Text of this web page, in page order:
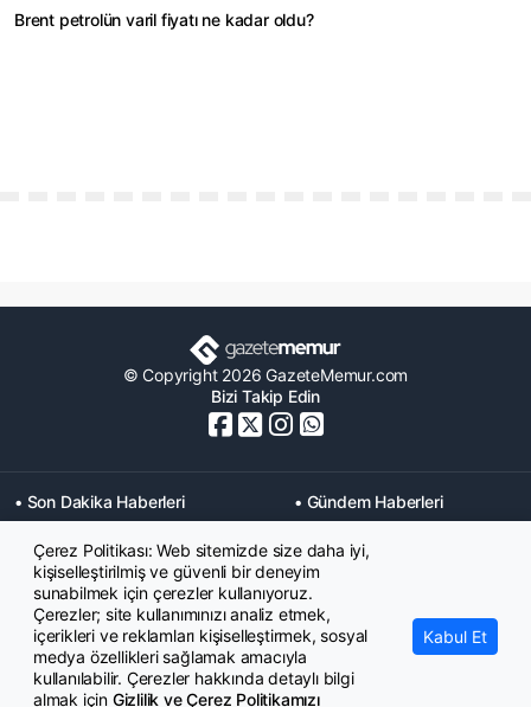
Brent petrolün varil fiyatı ne kadar oldu?
© Copyright 2026 GazeteMemur.com
Bizi Takip Edin
• Son Dakika Haberleri
• Gündem Haberleri
• Memurlar Haberleri
• KPSS Haberleri
• Ekonomi Haberleri
• Eğitim Haberleri
• Yaşam Haberleri
• Maaş Verileri Haberleri
• Mahkeme Kararları
Haberleri
Çerez Politikası: Web sitemizde size daha iyi,
kişiselleştirilmiş ve güvenli bir deneyim
sunabilmek için çerezler kullanıyoruz.
Çerezler; site kullanımınızı analiz etmek,
içerikleri ve reklamları kişiselleştirmek, sosyal
medya özellikleri sağlamak amacıyla
kullanılabilir. Çerezler hakkında detaylı bilgi
almak için Gizlilik ve Çerez Politikamızı
Kabul Et